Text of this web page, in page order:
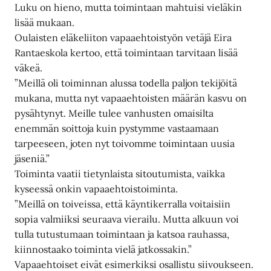
Luku on hieno, mutta toimintaan mahtuisi vieläkin
lisää mukaan.
Oulaisten eläkeliiton vapaaehtoistyön vetäjä Eira
Rantaeskola kertoo, että toimintaan tarvitaan lisää
väkeä.
”Meillä oli toiminnan alussa todella paljon tekijöitä
mukana, mutta nyt vapaaehtoisten määrän kasvu on
pysähtynyt. Meille tulee vanhusten omaisilta
enemmän soittoja kuin pystymme vastaamaan
tarpeeseen, joten nyt toivomme toimintaan uusia
jäseniä.”
Toiminta vaatii tietynlaista sitoutumista, vaikka
kyseessä onkin vapaaehtoistoiminta.
”Meillä on toiveissa, että käyntikerralla voitaisiin
sopia valmiiksi seuraava vierailu. Mutta alkuun voi
tulla tutustumaan toimintaan ja katsoa rauhassa,
kiinnostaako toiminta vielä jatkossakin.”
Vapaaehtoiset eivät esimerkiksi osallistu siivoukseen.